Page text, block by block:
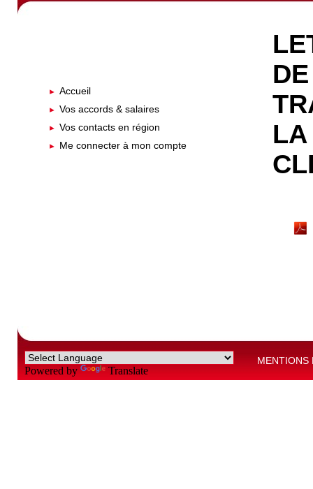
Accueil
Vos accords & salaires
Vos contacts en région
Me connecter à mon compte
LA
Powered by Translate
MENTIONS